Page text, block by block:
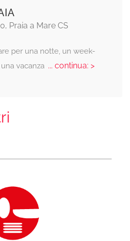
Praia a Mare CS
per una notte, un week-
vacanza... continua: >